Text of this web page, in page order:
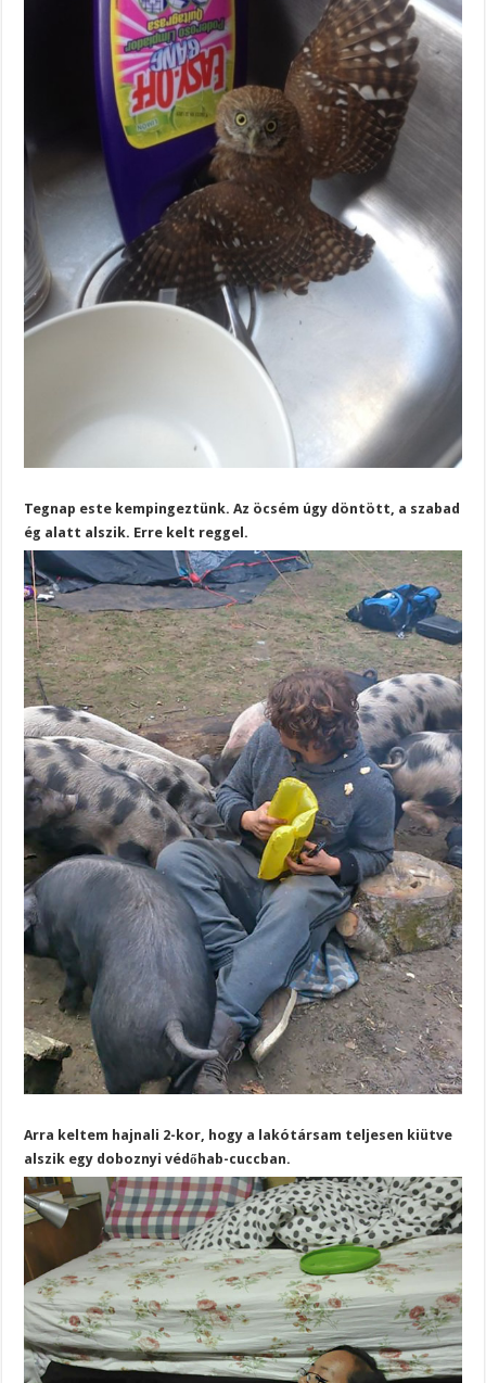
Tegnap este kempingeztünk. Az öcsém úgy döntött, a szabad
ég alatt alszik. Erre kelt reggel.
Arra keltem hajnali 2-kor, hogy a lakótársam teljesen kiütve
alszik egy doboznyi védőhab-cuccban.